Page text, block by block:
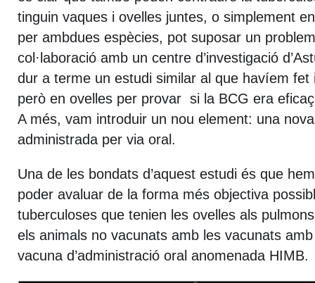
tinguin vaques i ovelles juntes, o simplement
per ambdues espècies, pot suposar un
col·laboració amb un centre d’investigació
dur a terme un estudi similar al que havíem fet
però en ovelles per provar si la BCG era
A més, vam introduir un nou element: una
administrada per via oral.
Una de les bondats d’aquest estudi és que
poder avaluar de la forma més objectiva
tuberculoses que tenien les ovelles als
els animals no vacunats amb les vacunats
vacuna d’administració oral anomenada HIMB.